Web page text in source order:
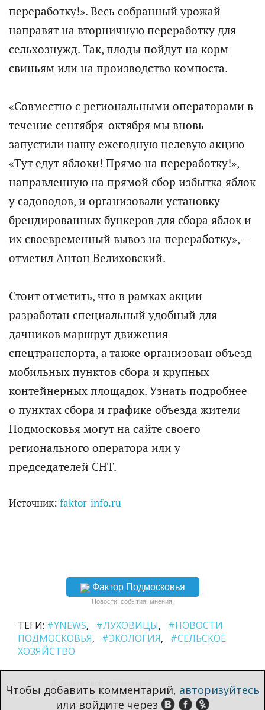
переработку!». Весь собранный урожай
направят на вторничную переработку для
сельхознужд. Так, плоды пойдут на корм
свиньям или на производство компоста.
«Совместно с региональными операторами в
течение сентября-октября мы вновь
запустили нашу ежегодную целевую акцию
«Тут едут яблоки! Прямо на переработку!»,
направленную на прямой сбор избытка яблок
у садоводов, и организовали установку
брендированных бункеров для сбора яблок и
их своевременный вывоз на переработку», –
отметил Антон Велиховский.
Стоит отметить, что в рамках акции
разработан специальный удобный для
дачников маршрут движения
спецтранспорта, а также организован объезд
мобильных пунктов сбора и крупных
контейнерных площадок. Узнать подробнее
о пунктах сбора и графике объезда жители
Подмосковья могут на сайте своего
регионального оператора или у
председателей СНТ.
Источник: faktor-info.ru
Фактор Подмосковья
Новости, события, мнения.
ТЕГИ: #YNEWS #ЛУХОВИЦЫ
#НОВОСТИ
ПОДМОСКОВЬЯ
#ЭКОЛОГИЯ
#СЕЛЬСКОЕ
ХОЗЯЙСТВО
Чтобы добавить комментарий, авторизуйтесь
или войдите через